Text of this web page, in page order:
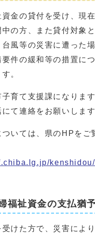
金の貸付を受け、現
の方、また貸付対象
風等の災害に遭った
件の緩和等の措置に
。
育て支援課になりま
て連絡をお願いします
いては、県のHPをご
福祉資金の支払猶
けた方で、災害によ